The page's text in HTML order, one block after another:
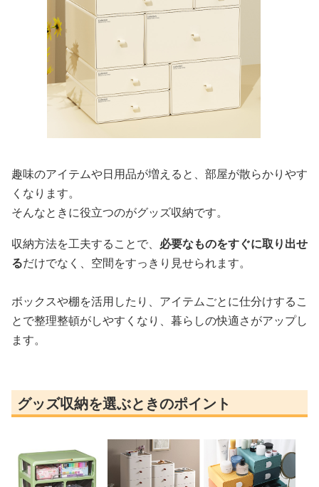
趣味のアイテムや日用品が増えると、部屋が散らかりやす
くなります。
そんなときに役立つのがグッズ収納です。
収納方法を工夫することで、 必要なものをすぐに取り出せ
るだけでなく、空間をすっきり見せられます。
ボックスや棚を活用したり、アイテムごとに仕分けするこ
とで整理整頓がしやすくなり、暮らしの快適さがアップし
ます。
グッズ収納を選ぶときのポイント